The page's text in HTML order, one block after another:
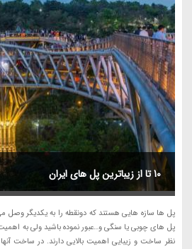
10 تا از زیباترین پل های ایران
پل ها سازه هایی هستند که دونقطه را به یکدیگر وصل
پل های چوبی یا سنگی و…عبور نموده باشید ولی به اهمیت
نظر ساخت و زیبایی اهمیت بالایی دارند. در ساخت